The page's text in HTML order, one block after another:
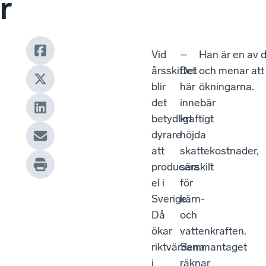
r
Vid
årsskiftet
blir
det
betydligt
dyrare
att
producera
el i
Sverige.
Då
ökar
riktvärdena
i
–
Det
här
innebär
kraftigt
höjda
skattekostnader,
särskilt
för
kärn-
och
vattenkraften.
Sammantaget
räknar
Han är en av
och menar
ökningarna.